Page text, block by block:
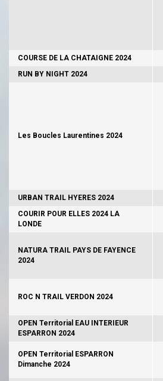
COURSE DE LA CHATAIGNE 2024
RUN BY NIGHT 2024
Les Boucles Laurentines 2024
URBAN TRAIL HYERES 2024
COURIR POUR ELLES 2024 LA
LONDE
NATURA TRAIL PAYS DE FAYENCE
2024
ROC N TRAIL VERDON 2024
OPEN Territorial EAU INTERIEUR
ESPARRON 2024
OPEN Territorial ESPARRON
Dimanche 2024